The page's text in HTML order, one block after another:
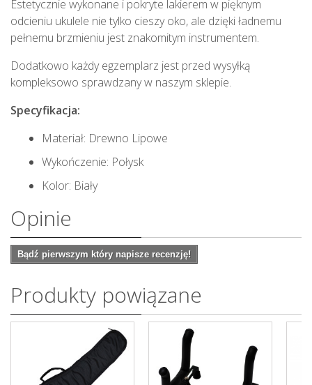
Estetycznie wykonane i pokryte lakierem w pięknym
odcieniu ukulele nie tylko cieszy oko, ale dzięki ładnemu
pełnemu brzmieniu jest znakomitym instrumentem.
Dodatkowo każdy egzemplarz jest przed wysyłką
kompleksowo sprawdzany w naszym sklepie.
Specyfikacja:
Materiał: Drewno Lipowe
Wykończenie: Połysk
Kolor: Biały
Opinie
Bądź pierwszym który napisze recenzję!
Produkty powiązane